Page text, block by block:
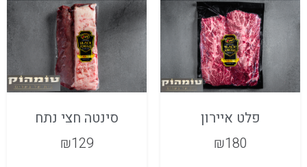
פלט איירון
₪180
סינטה חצי נתח
₪129